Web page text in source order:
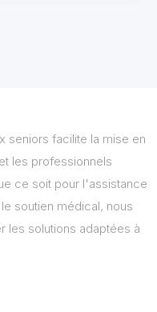
seniors facilite la mise en
les professionnels
ce soit pour l'assistance
soutien médical, nous
les solutions adaptées à